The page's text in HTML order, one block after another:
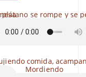
plátano se rompe y se
comida,
Mordiendo